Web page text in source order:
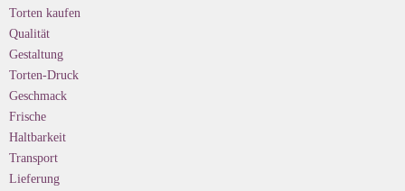
Torten kaufen
Qualität
Gestaltung
Torten-Druck
Geschmack
Frische
Haltbarkeit
Transport
Lieferung